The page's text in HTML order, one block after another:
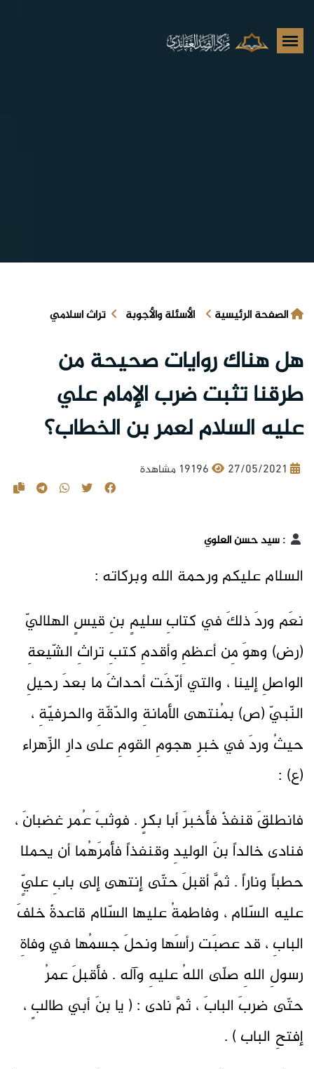
الصفحة الرئيسية الأسئلة والأجوبة تراث اسلامي
هل هناك روايات صحيحة من
طرقنا تثبت ضرب الإمام علي
عليه السلام لعمر بن الخطاب؟
27/05/2021 19196 مشاهدة
:سيد حسن العلوي
السلام عليكم ورحمة الله وبركاته :
نعَم وردَ ذلكَ في كتابِ سليمٍ بنِ قيسٍ الهلاليّ
(رض) وهوَ مِن أعظمِ وأقدمِ كتبِ تراثِ الشّيعةِ
الواصلِ إلينا ، والتي أرّخَت أحداثَ ما بعدَ رحيلِ
النّبيّ (ص) بمُنتهى الأمانةِ والدّقّةِ والحرفيّةِ ،
حيثُ وردَ في خبرِ هجومِ القومِ على دارِ الزّهراء
(ع) :
فانطلقَ قنفذٌ فأخبرَ أبا بكرٍ . فوثبَ عُمر غضبانَ ،
فنادى خالداً بنَ الوليدِ وقنفذاً فأمرَهُما أن يحملا
حطباً وناراً . ثمَّ أقبلَ حتّى إنتهى إلى بابِ عليٍّ
عليه السّلام ، وفاطمةُ عليها السّلام قاعدةٌ خلفَ
البابِ ، قد عصبَت رأسَها ونحلَ جسمُها في وفاةِ
رسولِ اللهِ صلّى اللهُ عليهِ وآله . فأقبلَ عمرُ
حتّى ضربَ البابَ ، ثمَّ نادى : ( يا بنَ أبي طالبٍ ،
إفتحِ الباب ) .